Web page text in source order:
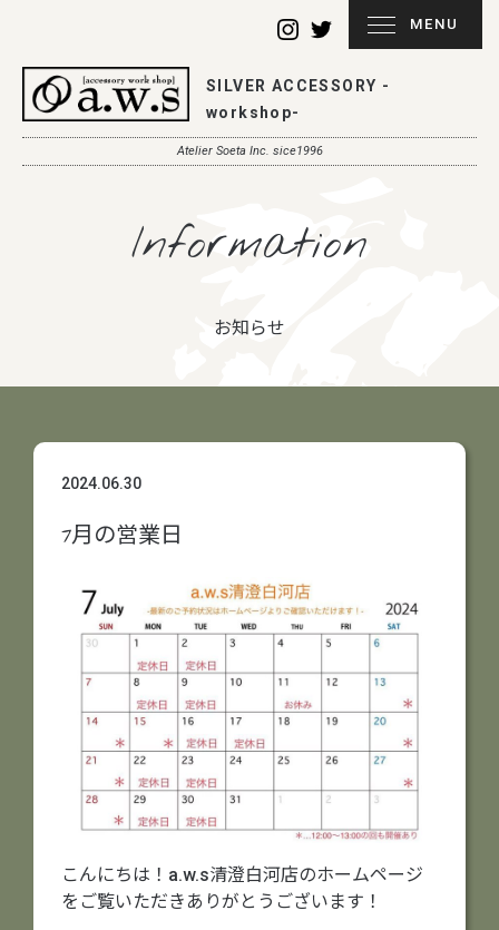
SILVER ACCESSORY -
workshop-
Atelier Soeta Inc. sice1996
MENU
Information
お知らせ
2024.06.30
7月の営業日
こんにちは！a.w.s清澄白河店のホームページ
をご覧いただきありがとうございます！